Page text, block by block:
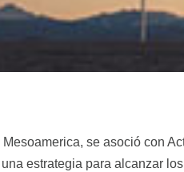
se asoció con
estrategia para alcanzar